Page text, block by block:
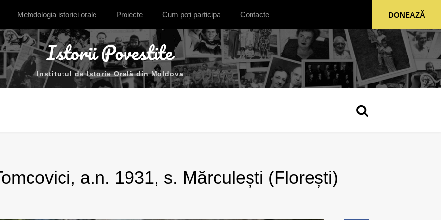
Metodologia istoriei orale Proiecte Cum poți participa Contacte DONEAZĂ
Institutul de Istorie Orală din Moldova
a.n. 1931, s. Mărculești (Florești)